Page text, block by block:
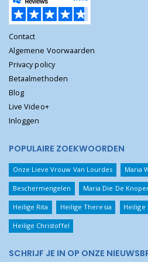
Contact
Algemene Voorwaarden
Privacy policy
Betaalmethoden
Blog
Live Video+
Inloggen
POPULAIRE ZOEKWOORDEN
Onze Lieve Vrouw Van Lourdes Maria
Beschermengelen Maria Die De
Heilige Rita Heilige Theresia Heilige
Heilige Christoffel
SCHRIJF JE IN OP ONZE